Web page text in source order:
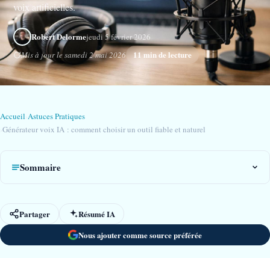
voix artificielles.
Robert Delormejeudi 5 février 2026
Mis à jour le samedi 2 mai 2026
11 min de lecture
Accueil Astuces Pratiques
Générateur voix IA : comment choisir un outil fiable et naturel
Sommaire
Partager
Résumé IA
Nous ajouter comme source préférée